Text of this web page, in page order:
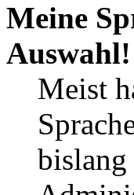
Meine
Auswahl!
Meist
bislang